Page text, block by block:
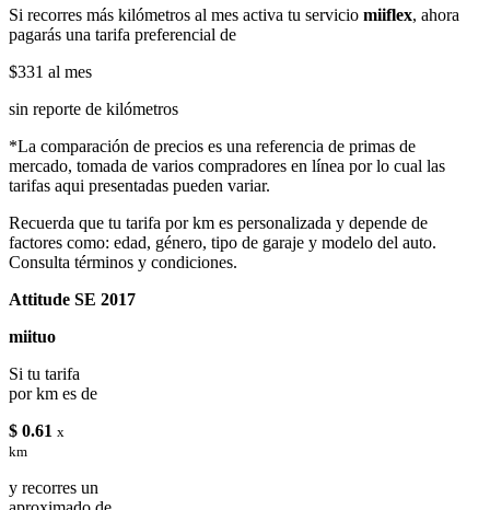
Si recorres más kilómetros al mes activa tu servicio miiflex, ahora
pagarás una tarifa preferencial de
$331 al mes
sin reporte de kilómetros
*La comparación de precios es una referencia de primas de
mercado, tomada de varios compradores en línea por lo cual las
tarifas aqui presentadas pueden variar.
Recuerda que tu tarifa por km es personalizada y depende de
factores como: edad, género, tipo de garaje y modelo del auto.
Consulta términos y condiciones.
Attitude SE 2017
miituo
Si tu tarifa
por km es de
$ 0.61 x
km
y recorres un